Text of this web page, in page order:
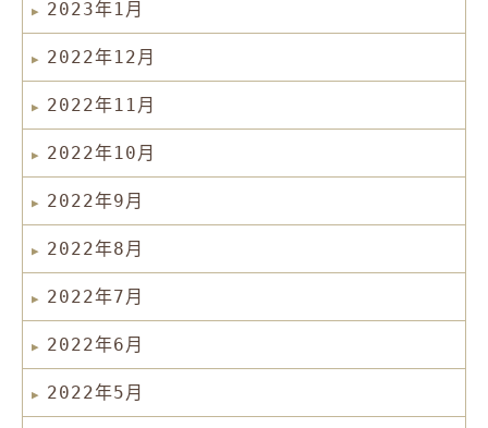
2023年1月
2022年12月
2022年11月
2022年10月
2022年9月
2022年8月
2022年7月
2022年6月
2022年5月